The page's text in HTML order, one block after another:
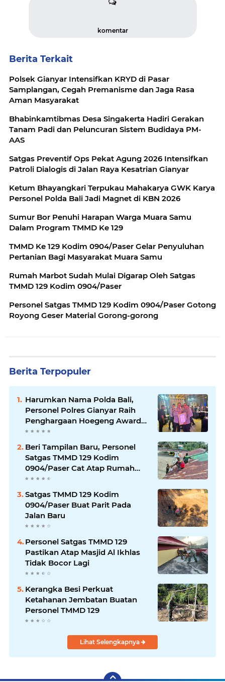
komentar
Berita Terkait
Polsek Gianyar Intensifkan KRYD di Pasar
Samplangan, Cegah Premanisme dan Jaga Rasa
Aman Masyarakat
Bhabinkamtibmas Desa Singakerta Hadiri Gerakan
Tanam Padi dan Peluncuran Sistem Budidaya PM-
AAS
Satgas Preventif Ops Pekat Agung 2026 Intensifkan
Patroli Dialogis di Jalan Raya Kesatrian Gianyar
Ketum Bhayangkari Terpukau Mahakarya GWK Karya
Personel Polda Bali Jadi Magnet di KBN 2026
Sumur Bor Penuhi Harapan Warga Muara Samu
Dalam Program TMMD Ke 129
TMMD Ke 129 Kodim 0904/Paser Gelar Penyuluhan
Pertanian Bagi Masyarakat Muara Samu
Rumah Marbot Sudah Mulai Digarap Oleh Satgas
TMMD 129 Kodim 0904/Paser
Personel Satgas TMMD 129 Kodim 0904/Paser Gotong
Royong Geser Material Gorong-gorong
Berita Terpopuler
Harumkan Nama Polda Bali,
Personel Polres Gianyar Raih
Penghargaan Hoegeng Awards
2026
Beri Tampilan Baru, Personel
Satgas TMMD 129 Kodim
0904/Paser Cat Atap Rumah
Marbot
Satgas TMMD 129 Kodim
0904/Paser Buat Parit Pada
Jalan Baru
Personel Satgas TMMD 129
Pastikan Atap Masjid Al Ikhlas
Tidak Bocor Lagi
Kerangka Besi Perkuat
Ketahanan Jembatan Buatan
Personel TMMD 129
Lihat Selengkapnya